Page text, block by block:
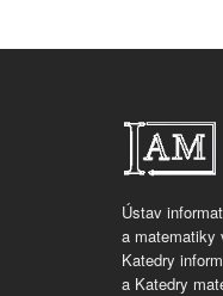
Ústav
a matematiky
Katedry
a Katedry